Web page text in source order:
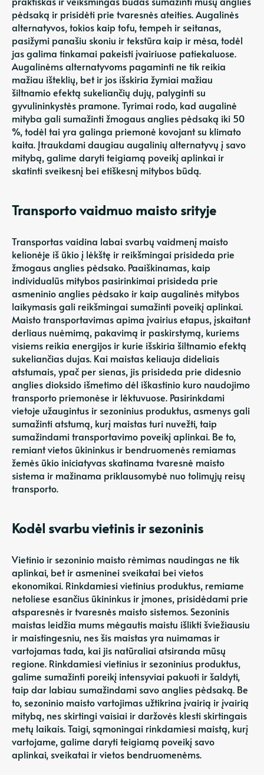
pėdsaką ir prisidėti prie tvaresnės ateities. Augalinės
alternatyvos, tokios kaip tofu, tempeh ir seitanas,
pasižymi panašiu skoniu ir tekstūra kaip ir mėsa, todėl
jas galima tinkamai pakeisti įvairiuose patiekaluose.
Augalinėms alternatyvoms pagaminti ne tik reikia
mažiau išteklių, bet ir jos išskiria žymiai mažiau
šiltnamio efektą sukeliančių dujų, palyginti su
gyvulininkystės pramone. Tyrimai rodo, kad augalinė
mityba gali sumažinti žmogaus anglies pėdsaką iki 50
%, todėl tai yra galinga priemonė kovojant su klimato
kaita. Įtraukdami daugiau augalinių alternatyvų į savo
mitybą, galime daryti teigiamą poveikį aplinkai ir
skatinti sveikesnį bei etiškesnį mitybos būdą.
Transporto vaidmuo maisto srityje
Transportas vaidina labai svarbų vaidmenį maisto
kelionėje iš ūkio į lėkštę ir reikšmingai prisideda prie
žmogaus anglies pėdsako. Paaiškinamas, kaip
individualūs mitybos pasirinkimai prisideda prie
asmeninio anglies pėdsako ir kaip augalinės mitybos
laikymasis gali reikšmingai sumažinti poveikį aplinkai.
Maisto transportavimas apima įvairius etapus, įskaitant
derliaus nuėmimą, pakavimą ir paskirstymą, kuriems
visiems reikia energijos ir kurie išskiria šiltnamio efektą
sukeliančias dujas. Kai maistas keliauja dideliais
atstumais, ypač per sienas, jis prisideda prie didesnio
anglies dioksido išmetimo dėl iškastinio kuro naudojimo
transporto priemonėse ir lėktuvuose. Pasirinkdami
vietoje užaugintus ir sezoninius produktus, asmenys gali
sumažinti atstumą, kurį maistas turi nuvežti, taip
sumažindami transportavimo poveikį aplinkai. Be to,
remiant vietos ūkininkus ir bendruomenės remiamas
žemės ūkio iniciatyvas skatinama tvaresnė maisto
sistema ir mažinama priklausomybė nuo tolimųjų reisų
transporto.
Kodėl svarbu vietinis ir sezoninis
Vietinio ir sezoninio maisto rėmimas naudingas ne tik
aplinkai, bet ir asmeninei sveikatai bei vietos
ekonomikai. Rinkdamiesi vietinius produktus, remiame
netoliese esančius ūkininkus ir įmones, prisidėdami prie
atsparesnės ir tvaresnės maisto sistemos. Sezoninis
maistas leidžia mums mėgautis maistu išlikti šviežiausiu
ir maistingesniu, nes šis maistas yra nuimamas ir
vartojamas tada, kai jis natūraliai atsiranda mūsų
regione. Rinkdamiesi vietinius ir sezoninius produktus,
galime sumažinti poreikį intensyviai pakuoti ir šaldyti,
taip dar labiau sumažindami savo anglies pėdsaką. Be
to, sezoninio maisto vartojimas užtikrina įvairią ir įvairią
mitybą, nes skirtingi vaisiai ir daržovės klesti skirtingais
metų laikais. Taigi, sąmoningai rinkdamiesi maistą, kurį
vartojame, galime daryti teigiamą poveikį savo
aplinkai, sveikatai ir vietos bendruomenėms.